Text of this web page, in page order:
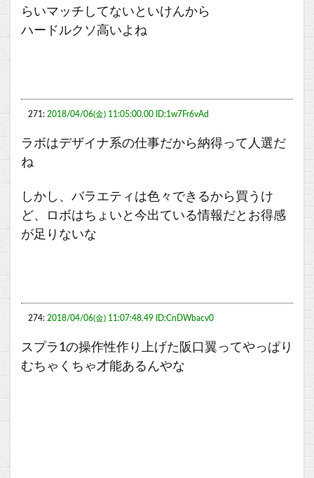
らいマッチしてないといけんから
ハードルクソ高いよね
271: 2018/04/06(金) 11:05:00.00 ID:1w7Fr6vAd
ラボはデザイナ系の仕事だから納得って人選だ
ね
しかし、バラエティは色々できるから買うけ
ど、ロボはちょいと今出ている情報だとお得感
が足りないな
274: 2018/04/06(金) 11:07:48.49 ID:CnDWbacv0
スプラ1の操作性作り上げた阪口翼ってやっぱり
むちゃくちゃ才能あるんやな